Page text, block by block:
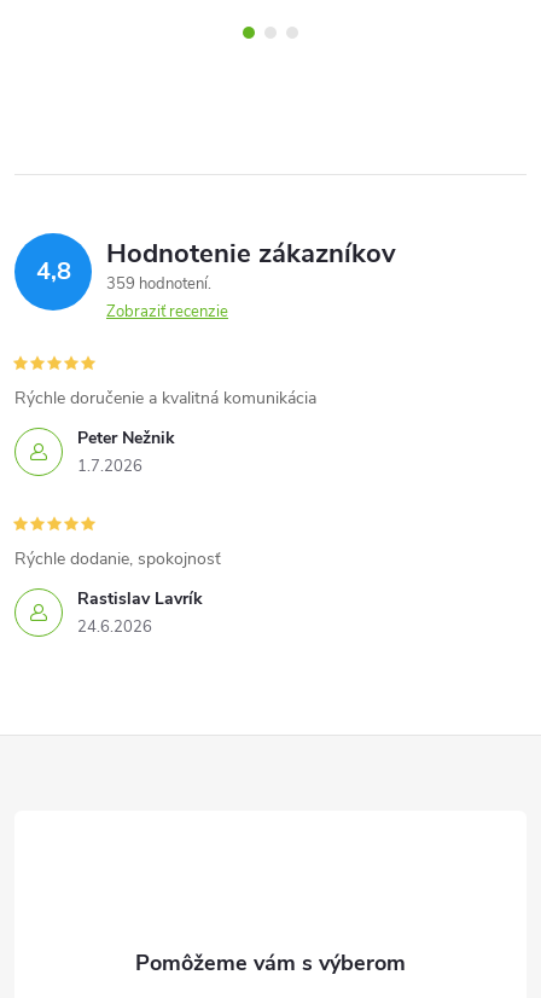
4,8 Hodnotenie zákazníkov
359 hodnotení
Zobraziť recenzie
Peter Nežnik
1.7.2026
Rýchle doručenie a kvalitná komunikácia
Rastislav Lavrík
24.6.2026
Rýchle dodanie, spokojnosť